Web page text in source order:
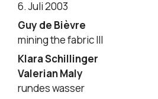
6. Juli 2003
Guy de Bièvre
mining the fabric III
Klara Schillinger
Valerian Maly
rundes wasser